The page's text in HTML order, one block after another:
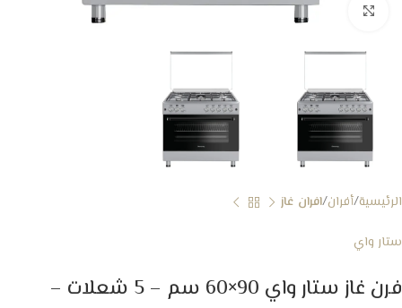
Click to enlarge
الرئيسية أفران افران غاز
ستار واي
فرن غاز ستار واي 90×60 سم – 5 شعلات –